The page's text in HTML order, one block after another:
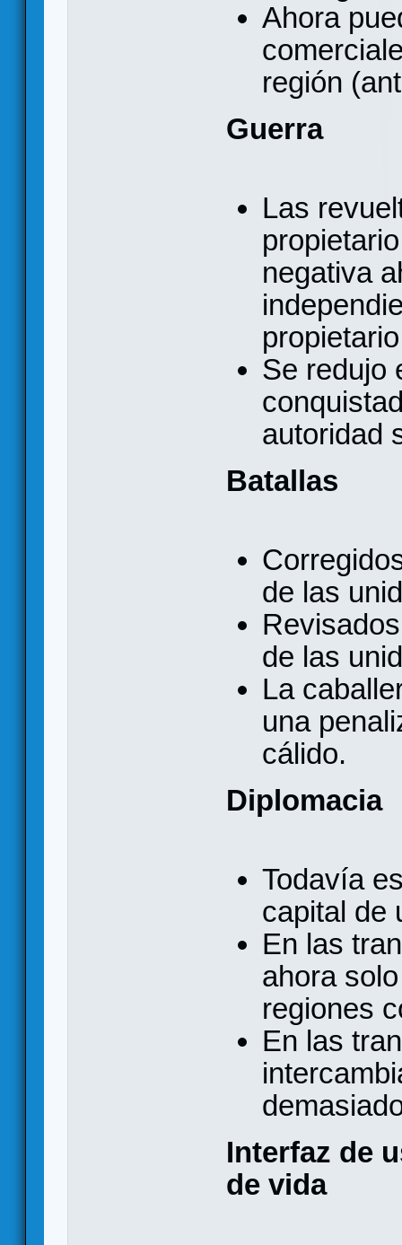
Ahora
región
Guerra
Las
negativa
Se redujo
autoridad
Batallas
de las
de las
La
una
cálido.
Diplomacia
Todavía
capital de
En las
ahora
regiones
En las
Interfaz de
de vida